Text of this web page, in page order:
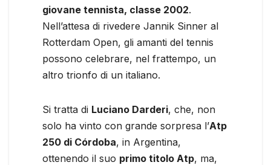
giovane tennista, classe 2002.
Nell’attesa di rivedere Jannik Sinner al
Rotterdam Open, gli amanti del tennis
possono celebrare, nel frattempo, un
altro trionfo di un italiano.
Si tratta di Luciano Darderi, che, non
solo ha vinto con grande sorpresa l’Atp
250 di Córdoba, in Argentina,
ottenendo il suo primo titolo Atp, ma,